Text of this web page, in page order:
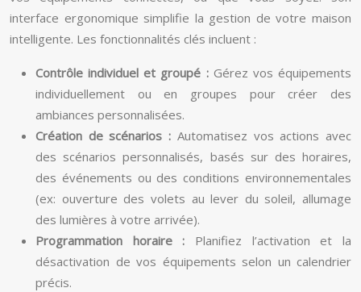
interface ergonomique simplifie la gestion de votre maison
intelligente. Les fonctionnalités clés incluent :
Contrôle individuel et groupé : Gérez vos équipements
individuellement ou en groupes pour créer des
ambiances personnalisées.
Création de scénarios : Automatisez vos actions avec
des scénarios personnalisés, basés sur des horaires,
des événements ou des conditions environnementales
(ex: ouverture des volets au lever du soleil, allumage
des lumières à votre arrivée).
Programmation horaire : Planifiez l’activation et la
désactivation de vos équipements selon un calendrier
précis.